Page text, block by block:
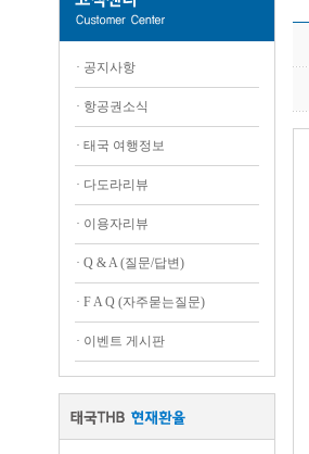
· 공지사항
· 항공권소식
· 태국 여행정보
· 다도라리뷰
· 이용자리뷰
· Q & A (질문/답변)
· F A Q (자주묻는질문)
· 이벤트 게시판